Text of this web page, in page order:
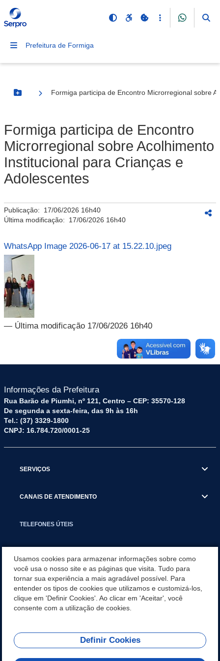
Prefeitura de Formiga
Botão Menu
Formiga participa de Encontro Microrregional sobre
Formiga participa de Encontro
Microrregional sobre Acolhimento
Institucional para Crianças e
Adolescentes
Publicação: 17/06/2026 16h40
Última modificação: 17/06/2026 16h40
WhatsApp Image 2026-06-17 at 15.22.10.jpeg
— Última modificação 17/06/2026 16h40
Informações da Prefeitura
Rua Barão de Piumhi, nº 121, Centro – CEP: 35570-128
De segunda a sexta-feira, das 9h às 16h
Tel.: (37) 3329-1800
CNPJ: 16.784.720/0001-25
SERVIÇOS
CANAIS DE ATENDIMENTO
TELEFONES ÚTEIS
NOTÍCIAS
APLICATIVO
REDES SOCIAIS
Usamos cookies para armazenar informações sobre como
você usa o nosso site e as páginas que visita. Tudo para
tornar sua experiência a mais agradável possível. Para
entender os tipos de cookies que utilizamos e customizá-los,
clique em 'Definir Cookies'. Ao clicar em 'Aceitar', você
consente com a utilização de cookies.
Definir Cookies